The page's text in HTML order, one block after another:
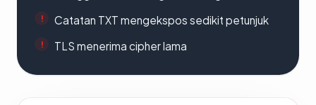
Catatan TXT mengekspos sedikit petunjuk
TLS menerima cipher lama